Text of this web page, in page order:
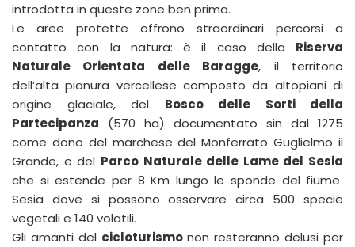
introdotta in queste zone ben prima.
Le aree protette offrono straordinari percorsi a
contatto con la natura: è il caso della Riserva
Naturale Orientata delle Baragge, il territorio
dell’alta pianura vercellese composto da altopiani di
origine glaciale, del Bosco delle Sorti della
Partecipanza (570 ha) documentato sin dal 1275
come dono del marchese del Monferrato Guglielmo il
Grande, e del Parco Naturale delle Lame del Sesia
che si estende per 8 Km lungo le sponde del fiume
Sesia dove si possono osservare circa 500 specie
vegetali e 140 volatili.
Gli amanti del cicloturismonon resteranno delusi per